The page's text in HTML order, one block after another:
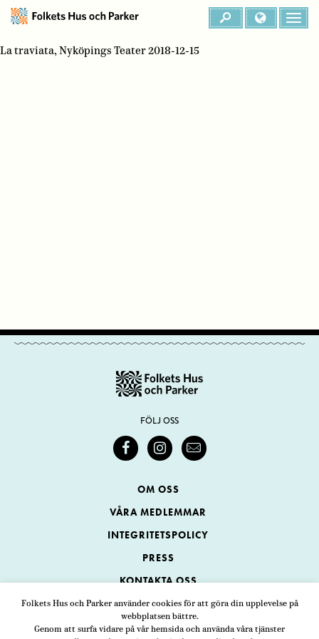
Folkets Hus och Parker använder cookies för att göra din upplevelse på
webbplatsen bättre.
Genom att surfa vidare på vår hemsida och använda våra tjänster
La traviata, Nyköpings Teater 2018-12-15
FÖLJ OSS
OM OSS
VÅRA MEDLEMMAR
INTEGRITETSPOLICY
PRESS
KONTAKTA OSS
Folkets Hus och Parker